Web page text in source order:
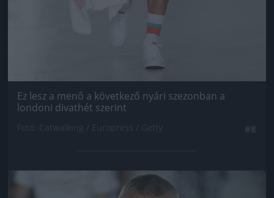
Ez lesz a menő a következő nyári szezonban a
londoni divathét szerint
Jön még kép!